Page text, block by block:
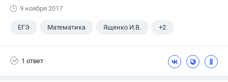
9 ноября 2017
ЕГЭ Математика Ященко И.В. +2
1 ответ